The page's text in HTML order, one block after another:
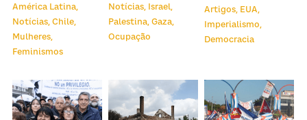
América Latina,
Notícias, Chile,
Mulheres,
Feminismos
Notícias, Israel,
Palestina, Gaza,
Ocupação
Artigos, EUA,
Imperialismo,
Democracia